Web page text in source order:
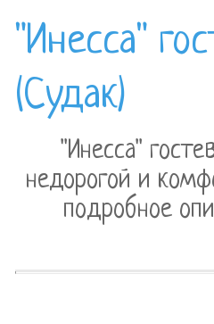
"Инесса"
(Судак)
"Инесса"
недорогой и
подробное